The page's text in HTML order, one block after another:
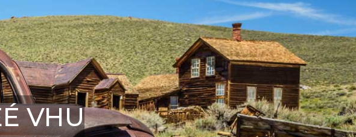
VHU